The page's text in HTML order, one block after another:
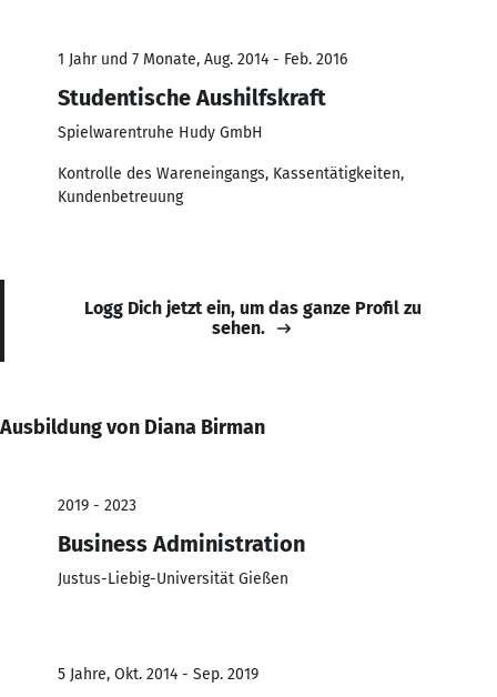
1 Jahr und 7 Monate, Aug. 2014 - Feb. 2016
Studentische Aushilfskraft
Spielwarentruhe Hudy GmbH
Kontrolle des Wareneingangs, Kassentätigkeiten,
Kundenbetreuung
Logg Dich jetzt ein, um das ganze Profil zu
sehen.
Ausbildung von Diana Birman
2019 - 2023
Business Administration
Justus-Liebig-Universität Gießen
5 Jahre, Okt. 2014 - Sep. 2019